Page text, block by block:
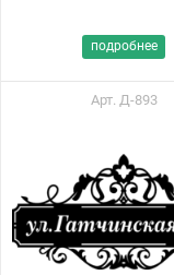
подробнее
Арт. Д-893